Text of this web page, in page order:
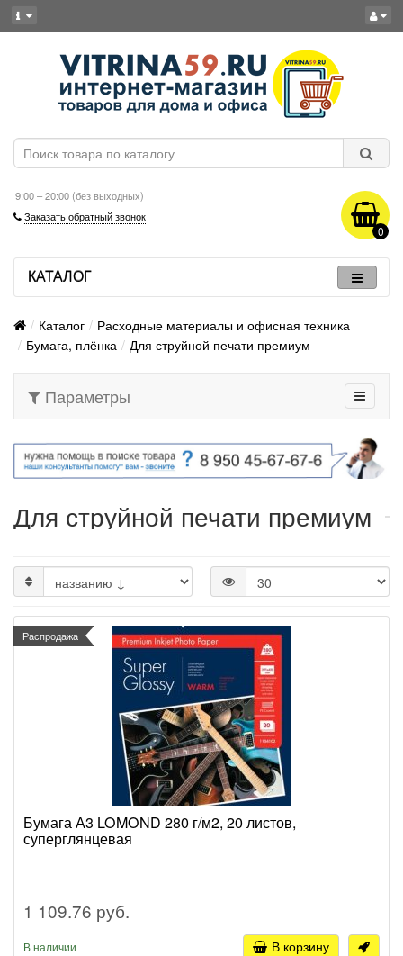
9:00 – 20:00 (без выходных)
Заказать обратный звонок
0
КАТАЛОГ
Каталог
Расходные материалы и офисная техника
Бумага, плёнка
Для струйной печати премиум
Параметры
Для струйной печати премиум
Распродажа
Бумага А3 LOMOND 280 г/м2, 20 листов,
суперглянцевая
1 109.76 руб.
В наличии В корзину